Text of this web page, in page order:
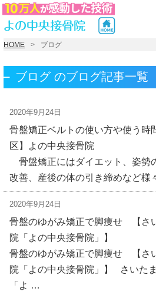
HOME ブログ
ブログ のブログ記事一覧
2020年9月24日
骨盤矯正ベルトの使い方や使う時
区】よの中央接骨院
骨盤矯正にはダイエット、姿勢
改善、産後の体の引き締めなど様
2020年9月24日
骨盤のゆがみ矯正で脚痩せ 【さ
院「よの中央接骨院」】
骨盤のゆがみ矯正で脚痩せ 【さ
院「よの中央接骨院」】 さいた
「よ …